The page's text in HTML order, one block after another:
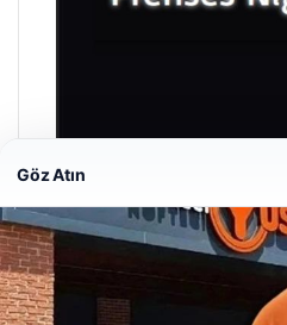
Prenses Night Club
29/04/2026
Göz Atın